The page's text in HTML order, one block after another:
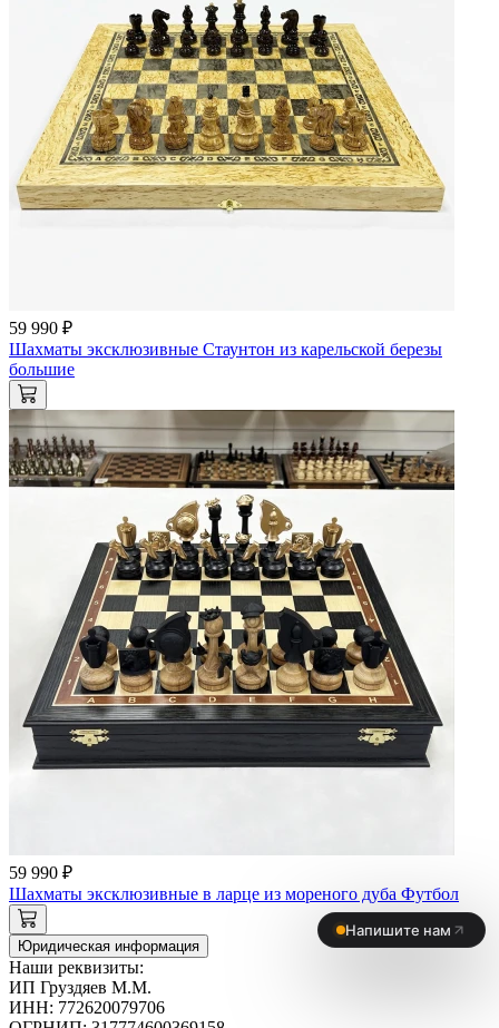
59 990 ₽
Шахматы эксклюзивные Стаунтон из карельской березы
большие
59 990 ₽
Шахматы эксклюзивные в ларце из мореного дуба Футбол
Юридическая информация
Наши реквизиты:
ИП Груздяев М.М.
ИНН: 772620079706